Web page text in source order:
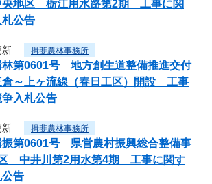
地区 栃江用水路第2期 工事に関
公告
新 揖斐農林事務所
林第0601号 地方創生道整備推進交付
～上ヶ流線（春日工区）開設 工事
入札公告
新 揖斐農林事務所
振第0601号 県営農村振興総合整備事
中井川第2用水第4期 工事に関す
公告